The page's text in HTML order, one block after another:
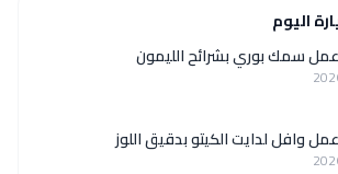
اليوم
سمك بوري بشرائح الليمون
وافل لدايت الكيتو بدقيق اللوز